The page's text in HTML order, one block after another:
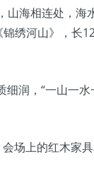
山海相连处，海
绣河山》，长
润，“一山一
场上的红木家具